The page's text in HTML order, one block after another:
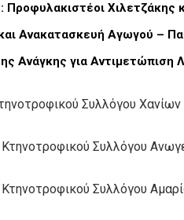
Χιλετζάκης
Ανακατασκευή Αγωγού –
Ανάγκης για Αντιμετώπιση
Συλλόγου Χανίων
Συλλόγου
Συλλόγου